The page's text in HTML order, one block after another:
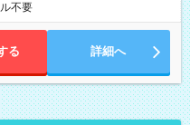
不要
る 詳細へ